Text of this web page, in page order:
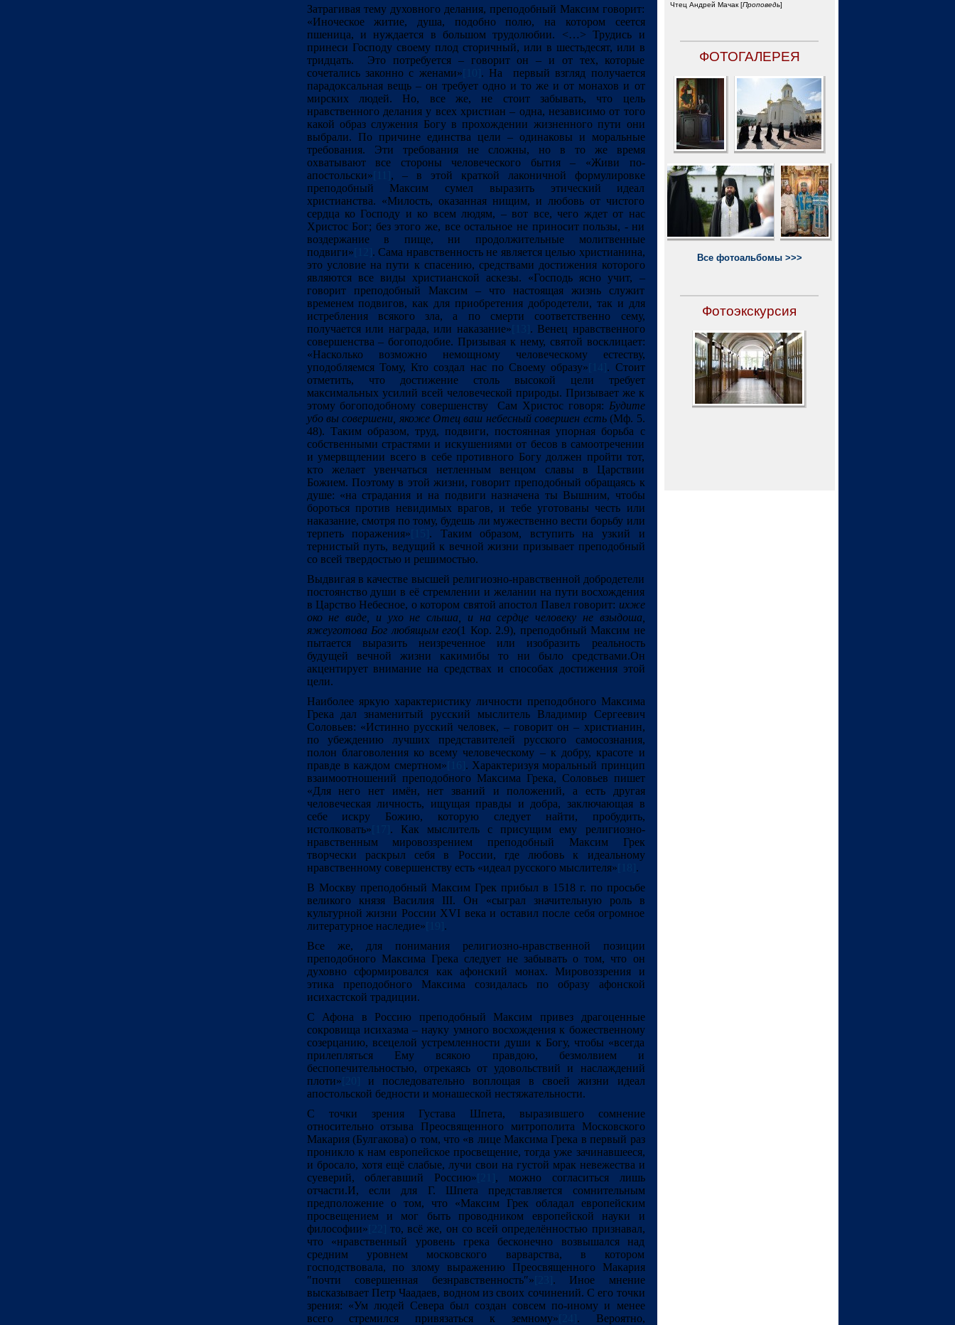
Затрагивая тему духовного делания, преподобный Максим говорит:
«Иноческое житие, душа, подобно полю, на котором сеется
пшеница, и нуждается в большом трудолюбии. <…> Трудись и
принеси Господу своему плод сторичный, или в шестьдесят, или в
тридцать. Это потребуется – говорит он – и от тех, которые
сочетались законно с женами»
. На первый взгляд получается
парадоксальная вещь – он требует одно и то же и от монахов и от
мирских людей. Но, все же, не стоит забывать, что цель
нравственного делания у всех христиан – одна, независимо от того
какой образ служения Богу в прохождении жизненного пути они
выбрали. По причине единства цели – одинаковы и моральные
требования. Эти требования не сложны, но в то же время
охватывают все стороны человеческого бытия – «Живи по-
апостольски»
, – в этой краткой лаконичной формулировке
преподобный Максим сумел выразить этический идеал
христианства. «Милость, оказанная нищим, и любовь от чистого
сердца ко Господу и ко всем людям, – вот все, чего ждет от нас
Христос Бог; без этого же, все остальное не приносит пользы, - ни
воздержание в пище, ни продолжительные молитвенные
подвиги»
. Сама нравственность не является целью христианина,
это условие на пути к спасению, средствами достижения которого
являются все виды христианской аскезы. «Господь ясно учит, –
говорит преподобный Максим – что настоящая жизнь служит
временем подвигов, как для приобретения добродетели, так и для
истребления всякого зла, а по смерти соответственно сему,
получается или награда, или наказание»
. Венец нравственного
совершенства – богоподобие. Призывая к нему, святой восклицает:
«Насколько возможно немощному человеческому естеству,
уподобляемся Тому, Кто создал нас по Своему образу»
. Стоит
отметить, что достижение столь высокой цели требует
максимальных усилий всей человеческой природы. Призывает же к
этому богоподобному совершенству Сам Христос говоря: Будите
убо вы совершени, якоже Отец ваш небесный совершен есть(Мф. 5.
48). Таким образом, труд, подвиги, постоянная упорная борьба с
собственными страстями и искушениями от бесов в самоотречении
и умервщлении всего в себе противного Богу должен пройти тот,
кто желает увенчаться нетленным венцом славы в Царствии
Божием. Поэтому в этой жизни, говорит преподобный обращаясь к
душе: «на страдания и на подвиги назначена ты Вышним, чтобы
бороться против невидимых врагов, и тебе уготованы честь или
наказание, смотря по тому, будешь ли мужественно вести борьбу или
терпеть поражения»
. Таким образом, вступить на узкий и
тернистый путь, ведущий к вечной жизни призывает преподобный
со всей твердостью и решимостью.
Выдвигая в качестве высшей религиозно-нравственной добродетели
постоянство души в её стремлении и желании на пути восхождения
в Царство Небесное, о котором святой апостол Павел говорит: ихже
око не виде, и ухо не слыша, и на сердце человеку не взыдоша,
яжеуготова Бог любящым его(1 Кор. 2.9), преподобный Максим не
пытается выразить неизреченное или изобразить реальность
будущей вечной жизни какимибы то ни было средствами.Он
акцентирует внимание на средствах и способах достижения этой
цели.
Наиболее яркую характеристику личности преподобного Максима
Грека дал знаменитый русский мыслитель Владимир Сергеевич
Соловьев: «Истинно русский человек, – говорит он – христианин,
по убеждению лучших представителей русского самосознания,
полон благоволения ко всему человеческому – к добру, красоте и
правде в каждом смертном»
. Характеризуя моральный принцип
взаимоотношений преподобного Максима Грека, Соловьев пишет
«Для него нет имён, нет званий и положений, а есть другая
человеческая личность, ищущая правды и добра, заключающая в
себе искру Божию, которую следует найти, пробудить,
истолковать»
. Как мыслитель с присущим ему религиозно-
нравственным мировоззрением преподобный Максим Грек
творчески раскрыл себя в России, где любовь к идеальному
нравственному совершенству есть «идеал русского мыслителя»
.
В Москву преподобный Максим Грек прибыл в 1518 г. по просьбе
великого князя Василия III. Он «сыграл значительную роль в
культурной жизни России XVI века и оставил после себя огромное
литературное наследие»
.
Все же, для понимания религиозно-нравственной позиции
преподобного Максима Грека следует не забывать о том, что он
духовно сформировался как афонский монах. Мировоззрения и
этика преподобного Максима созидалась по образу афонской
исихастской традиции.
С Афона в Россию преподобный Максим привез драгоценные
сокровища исихазма – науку умного восхождения к божественному
созерцанию, всецелой устремленности души к Богу, чтобы «всегда
прилепляться Ему всякою правдою, безмолвием и
беспопечительностью, отрекаясь от удовольствий и наслаждений
плоти»
и последовательно воплощая в своей жизни идеал
апостольской бедности и монашеской нестяжательности.
С точки зрения Густава Шпета, выразившего сомнение
относительно отзыва Преосвященного митрополита Московского
Макария (Булгакова) о том, что «в лице Максима Грека в первый раз
проникло к нам европейское просвещение, тогда уже зачинавшееся,
и бросало, хотя ещё слабые, лучи свои на густой мрак невежества и
суеверий, облегавший Россию»
, можно согласиться лишь
отчасти.И, если для Г. Шпета представляется сомнительным
предположение о том, что «Максим Грек обладал европейским
просвещением и мог быть проводником европейской науки и
философии»
то, всё же, он со всей определённостью признавал,
что «нравственный уровень грека бесконечно возвышался над
средним уровнем московского варварства, в котором
господствовала, по злому выражению Преосвященного Макария
″почти совершенная безнравственность″»
. Иное мнение
высказывает Петр Чаадаев, водном из своих сочинений. С его точки
зрения: «Ум людей Севера был создан совсем по-иному и менее
всего стремился привязаться к земному»
. Вероятно,
Чтец Андрей Мачак [Проповедь]
ФОТОГАЛЕРЕЯ
Все фотоальбомы >>>
Фотоэкскурсия